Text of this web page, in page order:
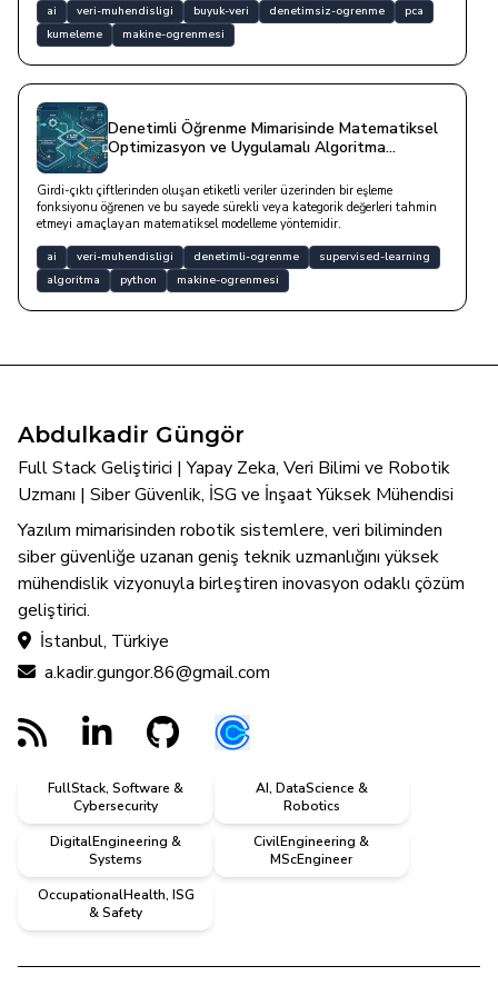
ai veri-muhendisligi buyuk-veri denetimsiz-ogrenme
pca
kumeleme
makine-ogrenmesi
Denetimli Öğrenme Mimarisinde Matematiksel
Optimizasyon ve Uygulamalı Algoritma
Girdi-çıktı çiftlerinden oluşan etiketli veriler üzerinden bir eşleme
fonksiyonu öğrenen ve bu sayede sürekli veya kategorik değerleri tahmin
etmeyi amaçlayan matematiksel modelleme yöntemidir.
ai veri-muhendisligi denetimli-ogrenme
supervised-learning
algoritma
python makine-ogrenmesi
Abdulkadir Güngör
Full Stack Geliştirici | Yapay Zeka, Veri Bilimi ve Robotik
Uzmanı | Siber Güvenlik, İSG ve İnşaat Yüksek Mühendisi
Yazılım mimarisinden robotik sistemlere, veri biliminden
siber güvenliğe uzanan geniş teknik uzmanlığını yüksek
mühendislik vizyonuyla birleştiren inovasyon odaklı çözüm
geliştirici.
İstanbul, Türkiye
a.kadir.gungor.86@gmail.com
FullStack, Software &
Cybersecurity
AI, DataScience &
Robotics
DigitalEngineering &
Systems
CivilEngineering &
MScEngineer
OccupationalHealth, ISG
& Safety